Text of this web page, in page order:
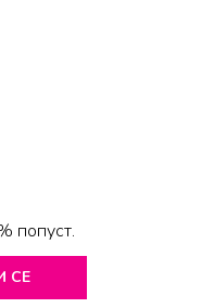
попуст.
СЕ